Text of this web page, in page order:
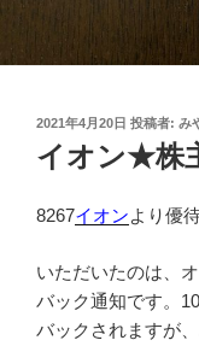
投
日:
2021年4月20日 投稿者: み
イオン★株
8267イオンより優
いただいたのは、
バック通知です。
バックされますが